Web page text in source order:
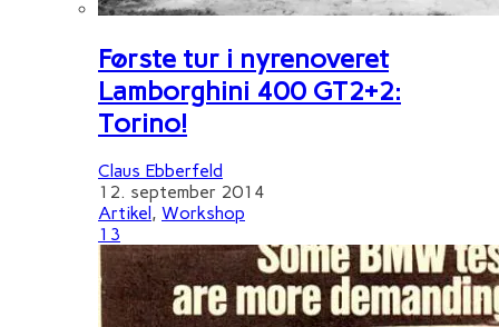
Første tur i nyrenoveret
Lamborghini 400 GT2+2:
Torino!
Claus Ebberfeld
12. september 2014
Artikel , Workshop
13